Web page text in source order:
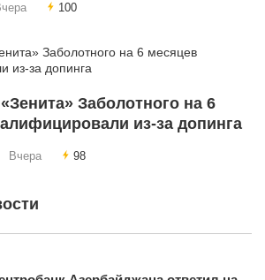
100
Заболотного на 6
из-за допинга
Вчера 98